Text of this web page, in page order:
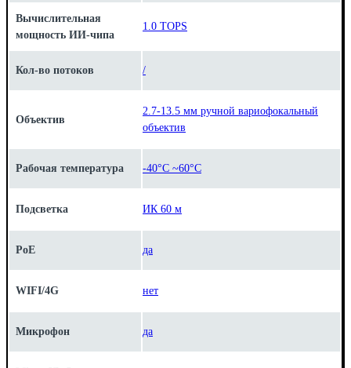
Вычислительная
мощность ИИ-чипа
1.0 TOPS
Кол-во потоков /
Объектив
2.7-13.5 мм ручной вариофокальный
объектив
Рабочая температура -40°C ~60°C
Подсветка ИК 60 м
PoE да
WIFI/4G нет
Микрофон да